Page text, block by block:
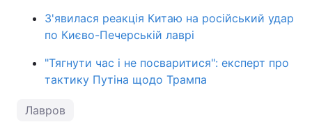
З'явилася реакція Китаю на російський удар
по Києво-Печерській лаврі
"Тягнути час і не посваритися": експерт про
тактику Путіна щодо Трампа
Лавров